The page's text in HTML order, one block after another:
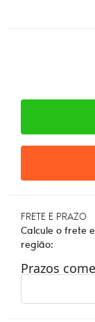
FRETE E PRAZO
Calcule o frete
região:
Prazos